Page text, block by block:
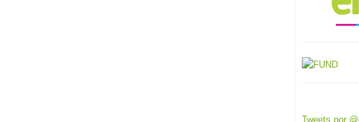
Tweets por